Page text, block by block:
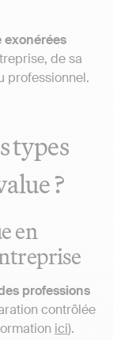
exonérées
de sa
professionnel.
types
?
en
professions
contrôlée
ici).